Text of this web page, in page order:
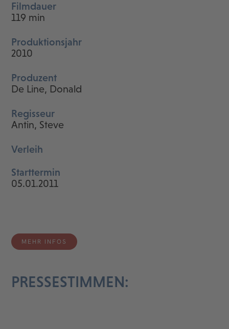
Filmdauer
119 min
Produktionsjahr
2010
Produzent
De Line, Donald
Regisseur
Antin, Steve
Verleih
Starttermin
05.01.2011
MEHR INFOS
PRESSESTIMMEN: